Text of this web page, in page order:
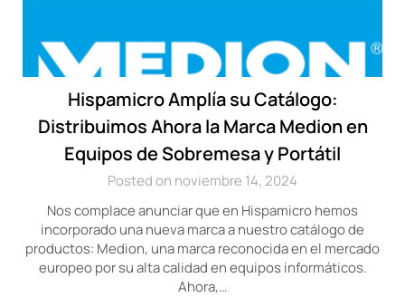
Hispamicro Amplía su Catálogo:
Distribuimos Ahora la Marca Medion en
Equipos de Sobremesa y Portátil
Posted on noviembre 14, 2024
Nos complace anunciar que en Hispamicro hemos
incorporado una nueva marca a nuestro catálogo de
productos: Medion, una marca reconocida en el mercado
europeo por su alta calidad en equipos informáticos.
Ahora,…